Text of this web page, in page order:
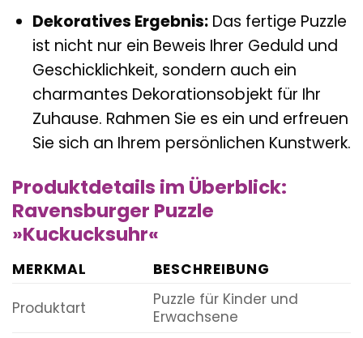
Dekoratives Ergebnis:Das fertige Puzzle
ist nicht nur ein Beweis Ihrer Geduld und
Geschicklichkeit, sondern auch ein
charmantes Dekorationsobjekt für Ihr
Zuhause. Rahmen Sie es ein und erfreuen
Sie sich an Ihrem persönlichen Kunstwerk.
Produktdetails im Überblick:
Ravensburger Puzzle
»Kuckucksuhr«
MERKMAL
BESCHREIBUNG
Produktart
Puzzle für Kinder und
Erwachsene